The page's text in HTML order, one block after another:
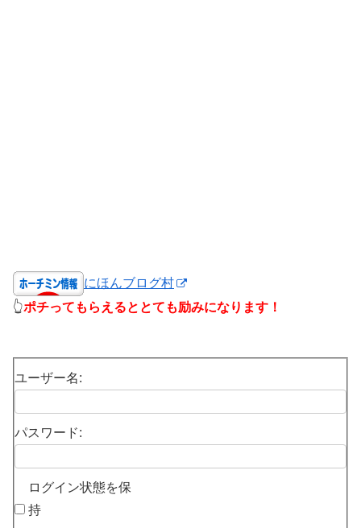
にほんブログ村
👆ポチってもらえるととても励みになります！
ユーザー名:
パスワード:
ログイン状態を保
持